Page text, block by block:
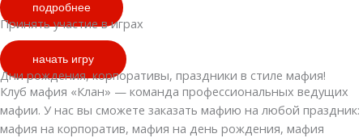
подробнее
Принять участие в играх
начать игру
Дни рождения, корпоративы, праздники в стиле мафия!
Клуб мафия «Клан» — команда профессиональных ведущих
мафии. У нас вы сможете заказать мафию на любой праздник:
мафия на корпоратив, мафия на день рождения, мафия